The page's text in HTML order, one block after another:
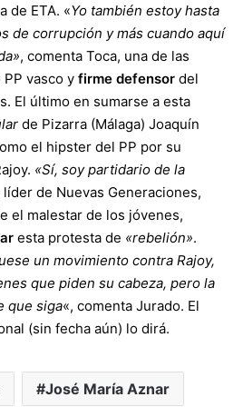
de ETA. «Yo también estoy hasta
de corrupción y más cuando aquí
, comenta Toca, una de las
vasco y firme defensor del
El último en sumarse a esta
de Pizarra (Málaga) Joaquín
el hipster del PP por su
«Sí, soy partidario de la
líder de Nuevas Generaciones,
el malestar de los jóvenes,
esta protesta de «rebelión».
un movimiento contra Rajoy,
que piden su cabeza, pero la
que siga«, comenta Jurado. El
(sin fecha aún) lo dirá.
José María Aznar